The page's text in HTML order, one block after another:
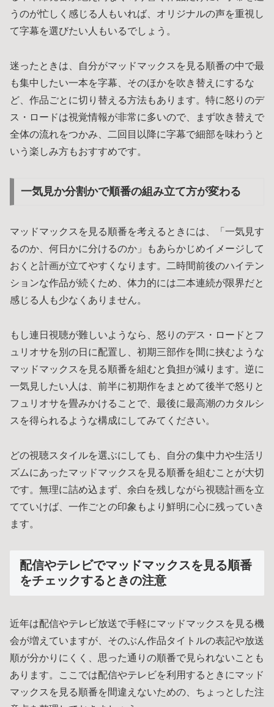
うのが忙しく感じる人もいれば、オリジナルの声を重視し
て字幕を選びたい人もいるでしょう。
迷ったときは、自分がマッドマックスを見る順番の中で最
も集中したい一本を字幕、そのほかを吹き替えにするな
ど、作品ごとに切り替える方法もあります。特に怒りのデ
ス・ロードは視覚情報が非常に多いので、まず吹き替えで
全体の流れをつかみ、二回目以降に字幕で細部を味わうと
いう楽しみ方もおすすめです。
一気見か分割かで順番の組み立て方が変わる
マッドマックスを見る順番を考えるときには、「一気見す
るのか、何日かに分けるのか」もあらかじめイメージして
おくと計画が立てやすくなります。二時間前後のハイテン
ションな作品が続くため、体力的には二本連続が限界だと
感じる人も少なくありません。
もし連日視聴が難しいようなら、怒りのデス・ロードとフ
ュリオサを別の日に配置し、初期三部作を間に挟むような
マッドマックスを見る順番を組むと負担が減ります。逆に
一気見したい人は、前半に初期作をまとめて後半で怒りと
フュリオサを畳みかけることで、最後に最高潮のカタルシ
スを得られるような構成にしてみてください。
どの視聴スタイルを選ぶにしても、自分の集中力や生活リ
ズムにあったマッドマックスを見る順番を組むことが大切
です。無理に詰め込まず、余白を残しながら視聴計画を立
てていけば、一作ごとの印象もより鮮明に心に残っていき
ます。
配信やテレビでマッドマックスを見る順番
をチェックするときの注意
近年は配信やテレビ放送で手軽にマッドマックスを見る機
会が増えていますが、そのぶん作品タイトルの表記や放送
順が分かりにくく、思った通りの順番で見られないことも
あります。ここでは配信やテレビを利用するときにマッド
マックスを見る順番を間違えないための、ちょっとした注